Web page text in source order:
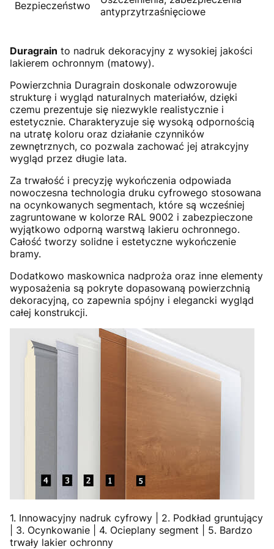
Bezpieczeństwo
antyprzytrzaśnięciowe
Duragrain to nadruk dekoracyjny z wysokiej jakości
lakierem ochronnym (matowy).
Powierzchnia Duragrain doskonale odwzorowuje
strukturę i wygląd naturalnych materiałów, dzięki
czemu prezentuje się niezwykle realistycznie i
estetycznie. Charakteryzuje się wysoką odpornością
na utratę koloru oraz działanie czynników
zewnętrznych, co pozwala zachować jej atrakcyjny
wygląd przez długie lata.
Za trwałość i precyzję wykończenia odpowiada
nowoczesna technologia druku cyfrowego stosowana
na ocynkowanych segmentach, które są wcześniej
zagruntowane w kolorze RAL 9002 i zabezpieczone
wyjątkowo odporną warstwą lakieru ochronnego.
Całość tworzy solidne i estetyczne wykończenie
bramy.
Dodatkowo maskownica nadproża oraz inne elementy
wyposażenia są pokryte dopasowaną powierzchnią
dekoracyjną, co zapewnia spójny i elegancki wygląd
całej konstrukcji.
1. Innowacyjny nadruk cyfrowy | 2. Podkład gruntujący
| 3. Ocynkowanie | 4. Ocieplany segment | 5. Bardzo
trwały lakier ochronny